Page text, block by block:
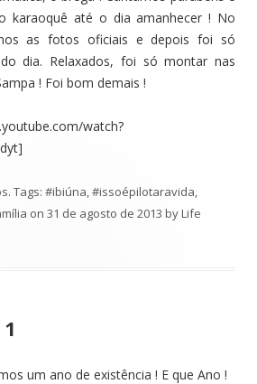
karaoquê até o dia amanhecer ! No
as fotos oficiais e depois foi só
dia. Relaxados, foi só montar nas
! Foi bom demais !
watch?
. Tags: #ibiúna,#issoépilotaravida,
on 31 de agosto de 2013 byLife
um ano de existência ! E que Ano !